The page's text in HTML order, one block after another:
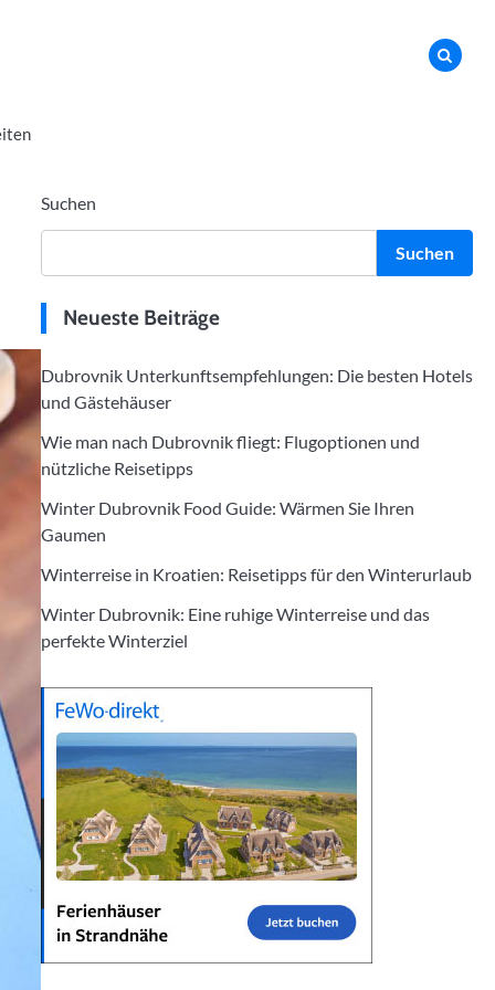
Suchen
Suchen
Neueste Beiträge
Dubrovnik Unterkunftsempfehlungen: Die besten Hotels
und Gästehäuser
Wie man nach Dubrovnik fliegt: Flugoptionen und
nützliche Reisetipps
Winter Dubrovnik Food Guide: Wärmen Sie Ihren
Gaumen
Winterreise in Kroatien: Reisetipps für den Winterurlaub
Winter Dubrovnik: Eine ruhige Winterreise und das
perfekte Winterziel